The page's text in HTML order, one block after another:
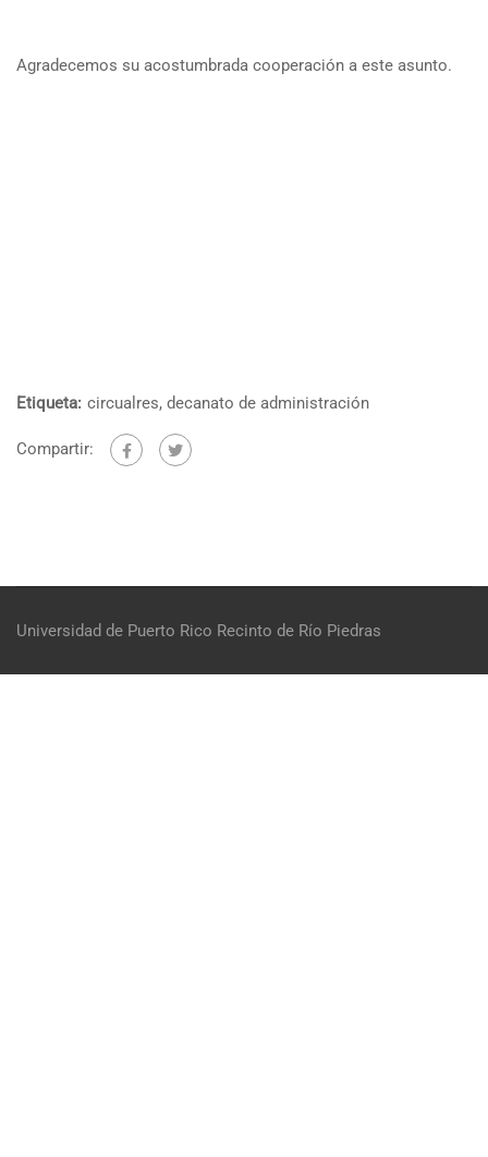
Agradecemos su acostumbrada cooperación a este asunto.
Etiqueta: circualres, decanato de administración
Compartir:
Universidad de Puerto Rico Recinto de Río Piedras